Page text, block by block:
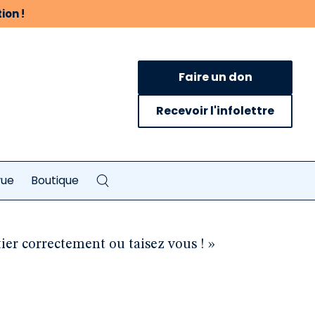
!
Faire un don
Recevoir l'infolettre
Boutique
correctement ou taisez vous ! »